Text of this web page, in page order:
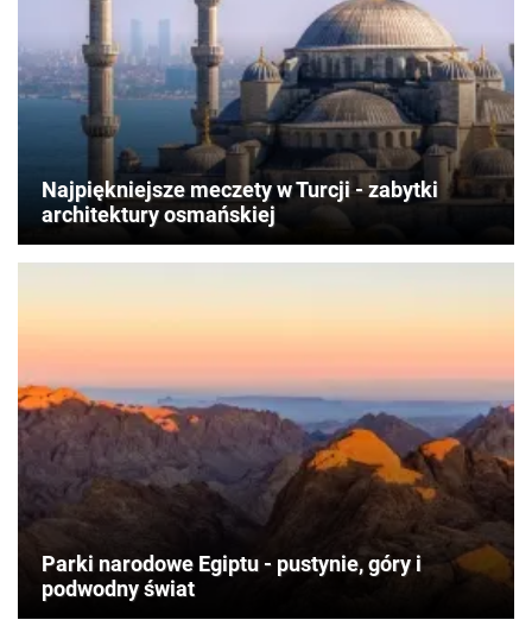
Najpiękniejsze meczety w Turcji - zabytki
architektury osmańskiej
Parki narodowe Egiptu - pustynie, góry i
podwodny świat